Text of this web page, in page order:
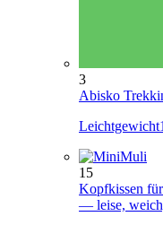
3
Abisko
15
Kopfkissen
— leise,